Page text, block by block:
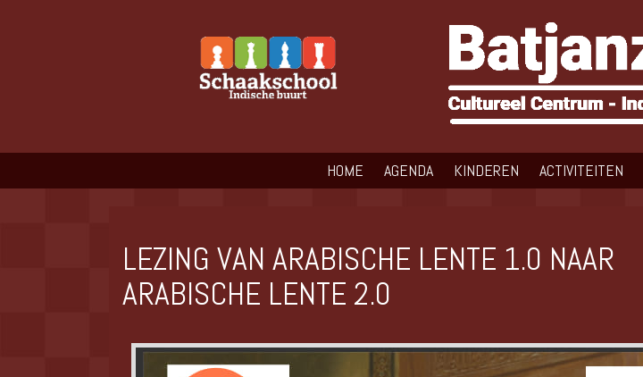
HOME AGENDA KINDEREN ACTIVITEITEN
LEZING VAN ARABISCHE LENTE 1.0 NAAR
ARABISCHE LENTE 2.0